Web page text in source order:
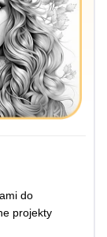
do
projekty